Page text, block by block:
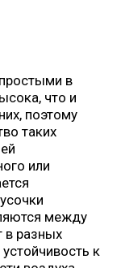
в
что и
поэтому
таких
или
между
в разных
к